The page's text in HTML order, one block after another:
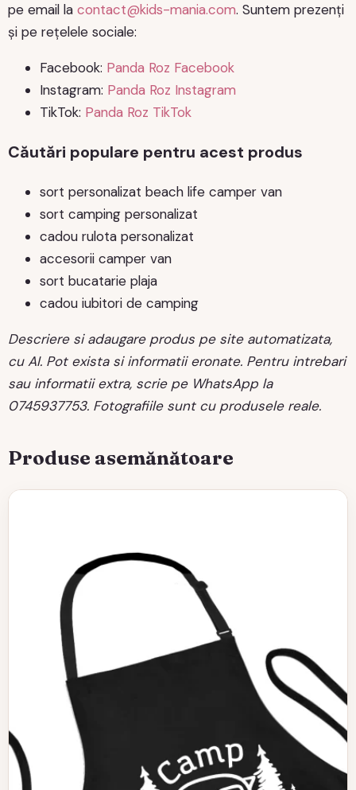
pe email la contact@kids-mania.com. Suntem prezenți
și pe rețelele sociale:
Facebook: Panda Roz Facebook
Instagram: Panda Roz Instagram
TikTok: Panda Roz TikTok
Căutări populare pentru acest produs
sort personalizat beach life camper van
sort camping personalizat
cadou rulota personalizat
accesorii camper van
sort bucatarie plaja
cadou iubitori de camping
Descriere si adaugare produs pe site automatizata,
cu AI. Pot exista si informatii eronate. Pentru intrebari
sau informatii extra, scrie pe WhatsApp la
0745937753. Fotografiile sunt cu produsele reale.
Produse asemănătoare